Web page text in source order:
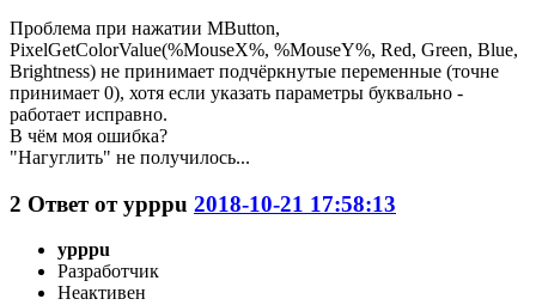
Проблема при нажатии MButton,
PixelGetColorValue(%MouseX%, %MouseY%, Red, Green, Blue,
Brightness) не принимает подчёркнутые переменные (точне
принимает 0), хотя если указать параметры буквально -
работает исправно.
В чём моя ошибка?
"Нагуглить" не получилось...
2 Ответ отypppu 2018-10-21 17:58:13
ypppu
Разработчик
Неактивен